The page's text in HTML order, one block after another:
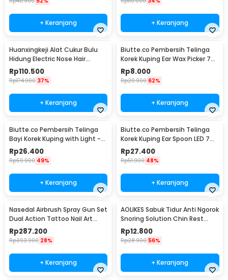
+ Keranjang + Keranjang
Huanxingkeji Alat Cukur Bulu
Hidung Electric Nose Hair
Trimmer - HN1
Rp110.500
Rp174.900 37%
+ Keranjang
Biutte.co Pembersih Telinga
Korek Kuping Ear Wax Picker 7
PCS - JC7
Rp8.000
Rp20.900 62%
+ Keranjang
Biutte.co Pembersih Telinga
Bayi Korek Kuping with Light -
0ZJX9
Rp26.400
Rp50.900 49%
+ Keranjang
Biutte.co Pembersih Telinga
Korek Kuping Ear Spoon LED 7
PCS - JC9
Rp27.400
Rp51.900 48%
+ Keranjang
Nasedal Airbrush Spray Gun Set
Dual Action Tattoo Nail Art
Painting - NT-180K-3
Rp287.200
Rp393.900 28%
+ Keranjang
AOLIKES Sabuk Tidur Anti Ngorok
Snoring Solution Chin Rest
Band Strap - 2107
Rp12.800
Rp28.900 56%
+ Keranjang